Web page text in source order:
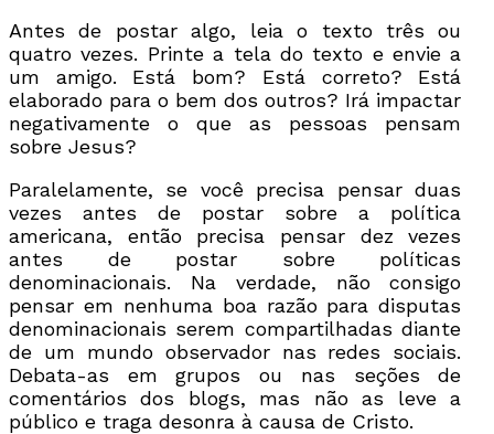
Antes de postar algo, leia o texto três ou
quatro vezes. Printe a tela do texto e envie a
um amigo. Está bom? Está correto? Está
elaborado para o bem dos outros? Irá impactar
negativamente o que as pessoas pensam
sobre Jesus?
Paralelamente, se você precisa pensar duas
vezes antes de postar sobre a política
americana, então precisa pensar dez vezes
antes de postar sobre políticas
denominacionais. Na verdade, não consigo
pensar em nenhuma boa razão para disputas
denominacionais serem compartilhadas diante
de um mundo observador nas redes sociais.
Debata-as em grupos ou nas seções de
comentários dos blogs, mas não as leve a
público e traga desonra à causa de Cristo.